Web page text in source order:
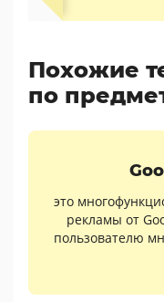
Похожие
по
это
рекламы от
пользователю